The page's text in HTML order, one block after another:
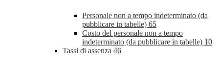
Personale non a tempo indeterminato (da
pubblicare in tabelle) 65
Costo del personale non a tempo
indeterminato (da pubblicare in tabelle) 10
Tassi di assenza 46